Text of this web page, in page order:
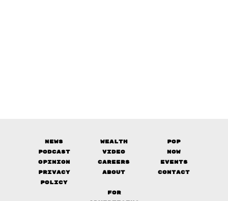
News Wealth
Pop
Podcast
Video
Now
Opinion
Careers
Events
Privacy
Policy
About Contact
FOR